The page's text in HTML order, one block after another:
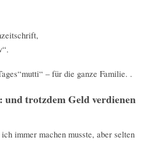
– für die ganze Familie. .
trotzdem Geld verdienen
immer machen musste, aber selten